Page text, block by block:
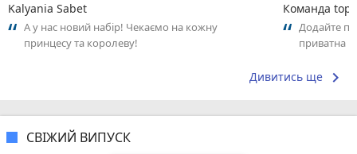
Kalyania Sabet
А у нас новий набір! Чекаємо на кожну
принцесу та королеву!
Команда
Додайте
приватна
Дивитись ще keyboard_arrow_right
СВІЖИЙ ВИПУСК